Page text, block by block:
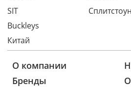
SIT
Сплитстоун
Buckleys
Китай
О компании
Бренды